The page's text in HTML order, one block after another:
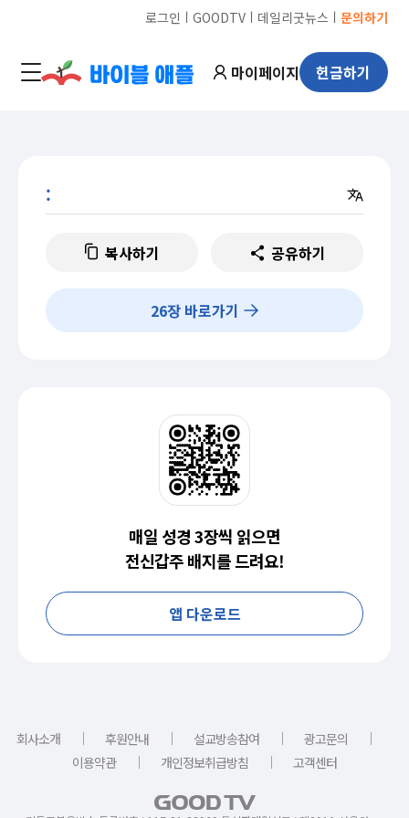
로그인 ㅣ GOODTVㅣ 데일리굿뉴스 ㅣ 문의하기
마이페이지 헌금하기
:
복사하기 공유하기
26장 바로가기
매일 성경 3장씩 읽으면
전신갑주 배지를 드려요!
앱 다운로드
회사소개 ｜ 후원안내 ｜ 설교방송참여 ｜ 광고문의
｜
이용약관
｜ 개인정보취급방침 ｜ 고객센터